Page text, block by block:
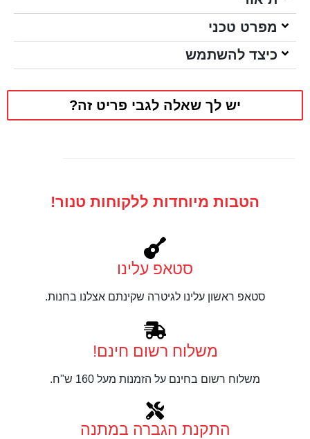
מפרט טכני
כיצד להשתמש
יש לך שאלה לגבי פריט זה?
הטבות מיוחדות ללקוחות טנור!
סטאפ עלינו
סטאפ ראשון עלינו לגיטרה שקינתם אצלנו בחנות.
משלוח רשום חינם!
משלוח רשום בחינם על הזמנות מעל 160 ש"ח.
התקנת הגברה במתנה